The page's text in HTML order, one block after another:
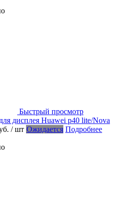
Быстрый просмотр
дисплея Huawei p40 lite/Nova
/ шт Ожидается Подробнее